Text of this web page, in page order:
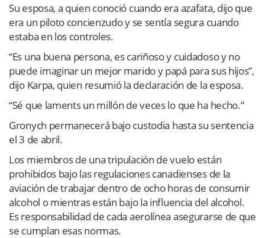
Su esposa, a quien conoció cuando era azafata, dijo que
era un piloto concienzudo y se sentía segura cuando
estaba en los controles.
“Es una buena persona, es cariñoso y cuidadoso y no
puede imaginar un mejor marido y papá para sus hijos”,
dijo Karpa, quien resumió la declaración de la esposa.
“Sé que laments un millón de veces lo que ha hecho.”
Gronych permanecerá bajo custodia hasta su sentencia
el 3 de abril.
Los miembros de una tripulación de vuelo están
prohibidos bajo las regulaciones canadienses de la
aviación de trabajar dentro de ocho horas de consumir
alcohol o mientras están bajo la influencia del alcohol.
Es responsabilidad de cada aerolínea asegurarse de que
se cumplan esas normas.